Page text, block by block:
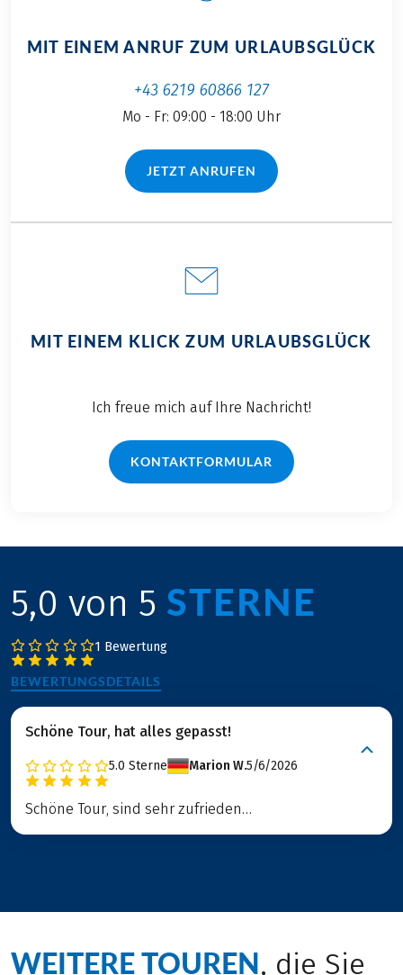
MIT EINEM ANRUF ZUM URLAUBSGLÜCK
+43 6219 60866 127
Mo - Fr: 09:00 - 18:00 Uhr
JETZT ANRUFEN(LINK ÖFFNET IN NEUEM TAB)
MIT EINEM KLICK ZUM URLAUBSGLÜCK
Ich freue mich auf Ihre Nachricht!
KONTAKTFORMULAR
5,0 von 5 STERNE
1 Bewertung
BEWERTUNGSDETAILS
Schöne Tour, hat alles gepasst!
5.0 Sterne Marion W.5/6/2026
Schöne Tour, sind sehr zufrieden…
WEITERE TOUREN, die Sie